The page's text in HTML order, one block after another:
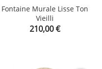
Fontaine Murale Lisse Ton
Vieilli
Prix
210,00 €